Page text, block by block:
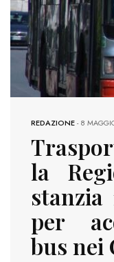
REDAZIONE-8
la
stanzia
per
bus nei